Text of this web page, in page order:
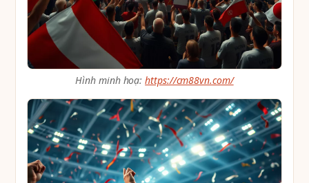
Hình minh hoạ:https://cm88vn.com/